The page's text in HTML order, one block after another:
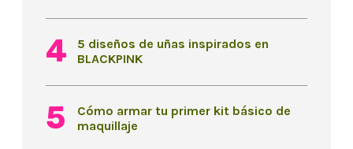
5 diseños de uñas inspirados en
BLACKPINK
Cómo armar tu primer kit básico de
maquillaje